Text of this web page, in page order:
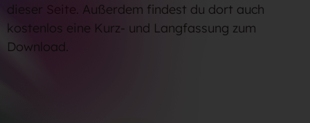
dieser Seite. Außerdem findest du dort auch
kostenlos eine Kurz- und Langfassung zum
Download.